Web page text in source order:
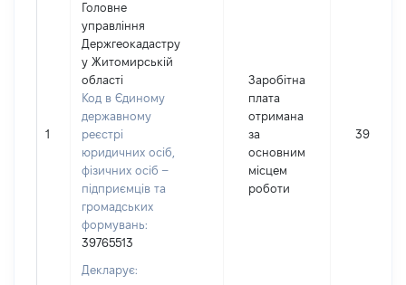
1
Головне
управління
Держгеокадастру
у Житомирській
області
Код в Єдиному
державному
реєстрі
юридичних осіб,
фізичних осіб –
підприємців та
громадських
формувань:
39765513
Декларує:
Заробітна
плата
отримана
за
основним
місцем
роботи
39953